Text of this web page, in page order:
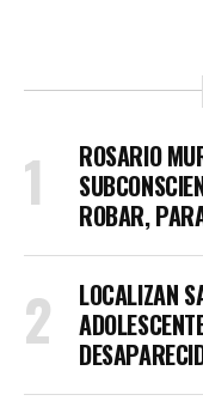
ROSARIO
ROBAR,
LOCALIZAN